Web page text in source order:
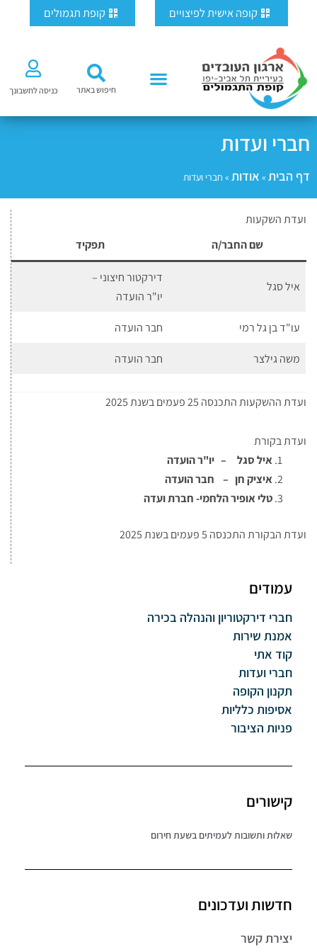
לתוכן
קופה אישית לפיצויים קופת תגמולים
חיפוש באתר כניסה לחשבונך
חברי ועדות
דף הבית » אודות » חברי ועדות
ועדת השקעות
שם החבר/ה
תפקיד
איל סגל
דירקטור חיצוני –
יו"ר הועדה
עו"ד בן גל רמי חבר הועדה
משה גילצר חבר הועדה
ועדת ההשקעות התכנסה 25 פעמים בשנת 2025
ועדת בקורת
איל סגל – יו"ר הועדה
איציק חן – חבר הועדה
טלי אופיר הלחמי- חברת ועדה
ועדת הבקורת התכנסה 5 פעמים בשנת 2025
עמודים
חברי דירקטוריון והנהלה בכירה
אמנת שירות
קוד אתי
חברי ועדות
תקנון הקופה
אסיפות כלליות
פניות הציבור
קישורים
שאלות ותשובות לעמיתים בשעת חירום
חדשות ועדכונים
יצירת קשר